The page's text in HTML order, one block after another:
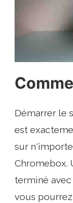
Démarrer le
est
sur
Chromebox.
terminé
vous